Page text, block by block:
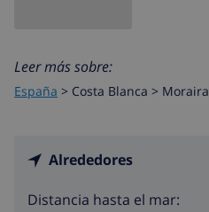
Leer más sobre:
España > Costa Blanca > Moraira
Alrededores
Distancia hasta el mar: